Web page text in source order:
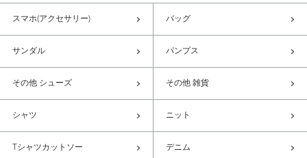
スマホ(アクセサリー) バッグ
サンダル パンプス
その他 シューズ その他 雑貨
シャツ ニット
Tシャツカットソー デニム